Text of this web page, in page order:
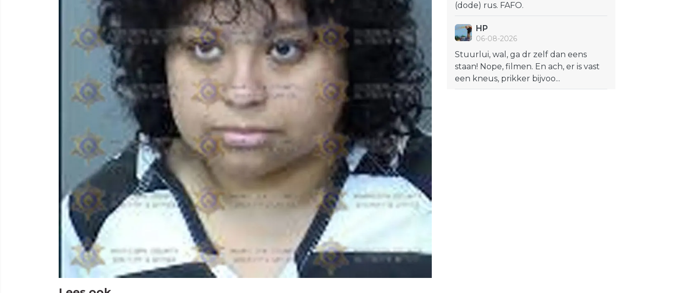
(dode) rus. FAFO.
HP
06-08-2026
Stuurlui, wal, ga dr zelf dan eens
staan! Nope, filmen. En ach, er is vast
een kneus, prikker bijvoo...